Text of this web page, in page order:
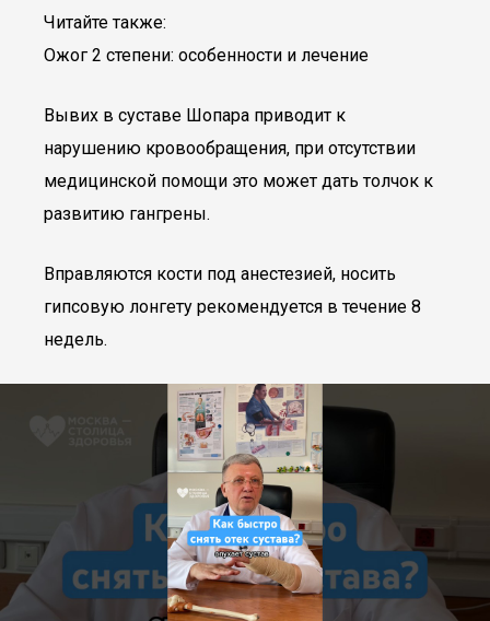
Читайте также:
Ожог 2 степени: особенности и лечение
Вывих в суставе Шопара приводит к
нарушению кровообращения, при отсутствии
медицинской помощи это может дать толчок к
развитию гангрены.
Вправляются кости под анестезией, носить
гипсовую лонгету рекомендуется в течение 8
недель.